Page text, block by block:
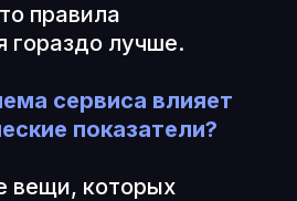
правила
гораздо лучше.
сервиса влияет
показатели?
вещи, которых